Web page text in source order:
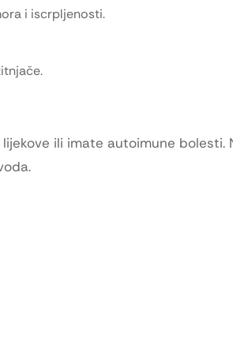
i iscrpljenosti.
ili imate autoimune bolesti.